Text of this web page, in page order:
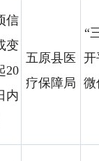
信
变
20
内
五原县医
疗保障局
“
开
微